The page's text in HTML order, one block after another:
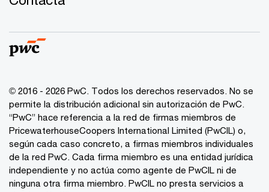
© 2016 - 2026 PwC. Todos los derechos reservados. No se
permite la distribución adicional sin autorización de PwC.
“PwC” hace referencia a la red de firmas miembros de
PricewaterhouseCoopers International Limited (PwCIL) o,
según cada caso concreto, a firmas miembros individuales
de la red PwC. Cada firma miembro es una entidad jurídica
independiente y no actúa como agente de PwCIL ni de
ninguna otra firma miembro. PwCIL no presta servicios a